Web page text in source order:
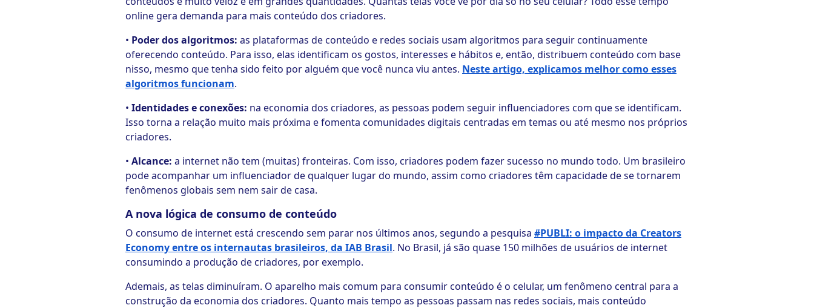
online gera demanda para mais conteúdo dos criadores.
• Poder dos algoritmos: as plataformas de conteúdo e redes sociais usam algoritmos para seguir continuamente
oferecendo conteúdo. Para isso, elas identificam os gostos, interesses e hábitos e, então, distribuem conteúdo com base
nisso, mesmo que tenha sido feito por alguém que você nunca viu antes. Neste artigo, explicamos melhor como esses
algoritmos funcionam.
• Identidades e conexões: na economia dos criadores, as pessoas podem seguir influenciadores com que se identificam.
Isso torna a relação muito mais próxima e fomenta comunidades digitais centradas em temas ou até mesmo nos próprios
criadores.
• Alcance: a internet não tem (muitas) fronteiras. Com isso, criadores podem fazer sucesso no mundo todo. Um brasileiro
pode acompanhar um influenciador de qualquer lugar do mundo, assim como criadores têm capacidade de se tornarem
fenômenos globais sem nem sair de casa.
A nova lógica de consumo de conteúdo
O consumo de internet está crescendo sem parar nos últimos anos, segundo a pesquisa #PUBLI: o impacto da Creators
Economy entre os internautas brasileiros, da IAB Brasil. No Brasil, já são quase 150 milhões de usuários de internet
consumindo a produção de criadores, por exemplo.
Ademais, as telas diminuíram. O aparelho mais comum para consumir conteúdo é o celular, um fenômeno central para a
construção da economia dos criadores. Quanto mais tempo as pessoas passam nas redes sociais, mais conteúdo